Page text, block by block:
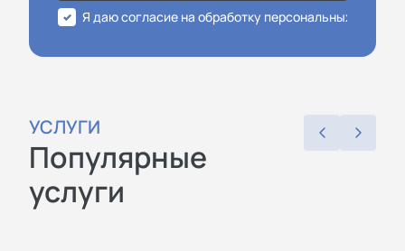
Я даю согласие на обработку персональных
УСЛУГИ
Популярные
услуги